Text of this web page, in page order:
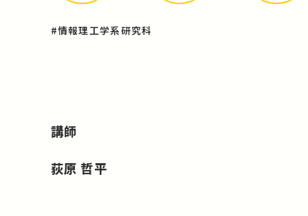
#情報理工学系研究科
講師
荻原 哲平